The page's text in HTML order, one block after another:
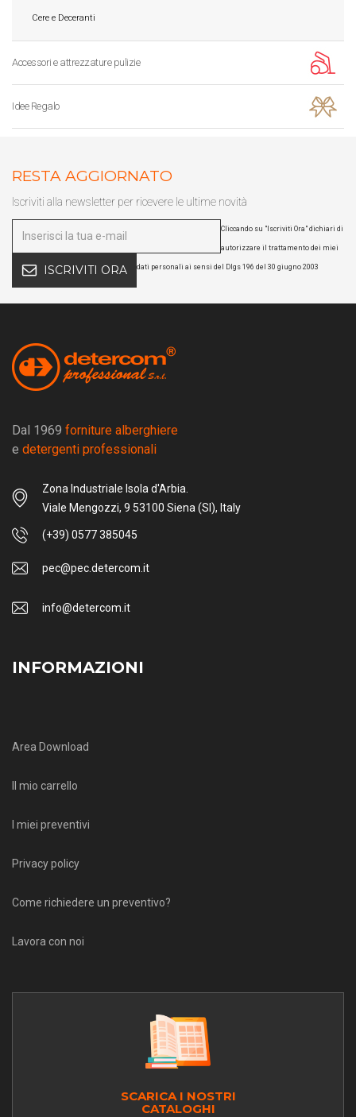
Cere e Deceranti
Accessori e attrezzature pulizie
Idee Regalo
RESTA AGGIORNATO
Iscriviti alla newsletter per ricevere le ultime novità
ISCRIVITI ORA
Cliccando su "Iscriviti Ora" dichiari di
autorizzare il trattamento dei miei
dati personali ai sensi del Dlgs 196 del 30 giugno 2003
Dal 1969 forniture alberghiere
e detergenti professionali
Zona Industriale Isola d'Arbia.
Viale Mengozzi, 9 53100 Siena (SI), Italy
(+39) 0577 385045
pec@pec.detercom.it
info@detercom.it
INFORMAZIONI
Area Download
Il mio carrello
I miei preventivi
Privacy policy
Come richiedere un preventivo?
Lavora con noi
SCARICA I NOSTRI
CATALOGHI